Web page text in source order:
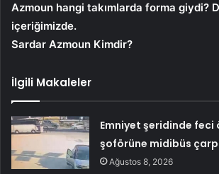
Azmoun hangi takımlarda forma giydi?
içeriğimizde.
Sardar Azmoun Kimdir?
İlgili Makaleler
Emniyet şeridinde feci
şoförüne midibüs
Ağustos 8, 2026